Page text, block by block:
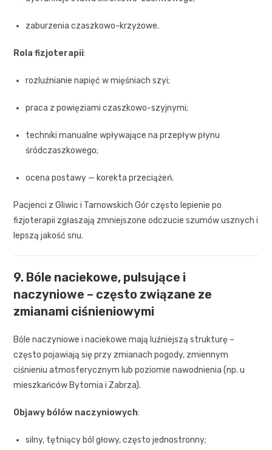
zaburzenia czaszkowo-krzyżowe.
Rola fizjoterapii:
rozluźnianie napięć w mięśniach szyi;
praca z powięziami czaszkowo-szyjnymi;
techniki manualne wpływające na przepływ płynu
śródczaszkowego;
ocena postawy — korekta przeciążeń.
Pacjenci z Gliwic i Tarnowskich Gór często lepienie po
fizjoterapii zgłaszają zmniejszone odczucie szumów usznych i
lepszą jakość snu.
9. Bóle naciekowe, pulsujące i
naczyniowe – często związane ze
zmianami ciśnieniowymi
Bóle naczyniowe i naciekowe mają luźniejszą strukturę –
często pojawiają się przy zmianach pogody, zmiennym
ciśnieniu atmosferycznym lub poziomie nawodnienia (np. u
mieszkańców Bytomia i Zabrza).
Objawy bólów naczyniowych:
silny, tętniący ból głowy, często jednostronny;